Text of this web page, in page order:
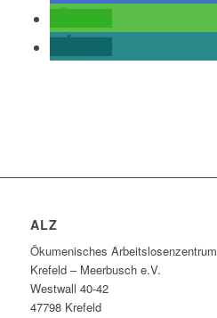
ALZ
Ökumenisches Arbeitslosenzentrum
Krefeld – Meerbusch e.V.
Westwall 40-42
47798 Krefeld